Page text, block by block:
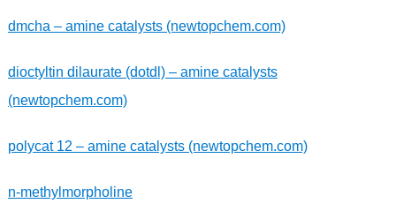
dmcha – amine catalysts (newtopchem.com)
dioctyltin dilaurate (dotdl) – amine catalysts
(newtopchem.com)
polycat 12 – amine catalysts (newtopchem.com)
n-methylmorpholine